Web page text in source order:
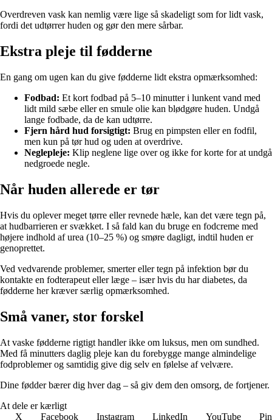
Overdreven vask kan nemlig være lige så skadeligt som for lidt vask,
fordi det udtørrer huden og gør den mere sårbar.
Ekstra pleje til fødderne
En gang om ugen kan du give fødderne lidt ekstra opmærksomhed:
Fodbad: Et kort fodbad på 5–10 minutter i lunkent vand med
lidt mild sæbe eller en smule olie kan blødgøre huden. Undgå
lange fodbade, da de kan udtørre.
Fjern hård hud forsigtigt: Brug en pimpsten eller en fodfil,
men kun på tør hud og uden at overdrive.
Neglepleje: Klip neglene lige over og ikke for korte for at undgå
nedgroede negle.
Når huden allerede er tør
Hvis du oplever meget tørre eller revnede hæle, kan det være tegn på,
at hudbarrieren er svækket. I så fald kan du bruge en fodcreme med
højere indhold af urea (10–25 %) og smøre dagligt, indtil huden er
genoprettet.
Ved vedvarende problemer, smerter eller tegn på infektion bør du
kontakte en fodterapeut eller læge – især hvis du har diabetes, da
fødderne her kræver særlig opmærksomhed.
Små vaner, stor forskel
At vaske fødderne rigtigt handler ikke om luksus, men om sundhed.
Med få minutters daglig pleje kan du forebygge mange almindelige
fodproblemer og samtidig give dig selv en følelse af velvære.
Dine fødder bærer dig hver dag – så giv dem den omsorg, de fortjener.
At dele er kærligt
X
Facebook Instagram LinkedIn YouTube